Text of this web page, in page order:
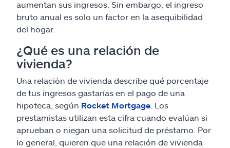
aumentan sus ingresos. Sin embargo, el ingreso
bruto anual es solo un factor en la asequibilidad
del hogar.
¿Qué es una relación de
vivienda?
Una relación de vivienda describe qué porcentaje
de tus ingresos gastarías en el pago de una
hipoteca, según Rocket Mortgage . Los
prestamistas utilizan esta cifra cuando evalúan si
aprueban o niegan una solicitud de préstamo. Por
lo general, quieren que una relación de vivienda